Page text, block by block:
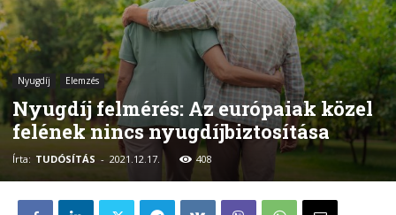
Nyugdíj Elemzés
Nyugdíj felmérés: Az európaiak közel
felének nincs nyugdíjbiztosítása
Írta: TUDÓSÍTÁS - 2021.12.17. 408